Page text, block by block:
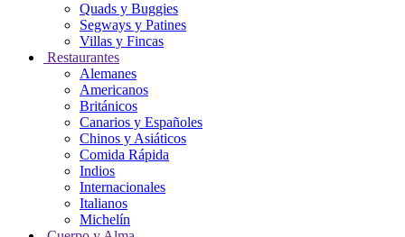
Quads y Buggies
Segways y Patines
Villas y Fincas
Restaurantes
Alemanes
Americanos
Británicos
Canarios y Españoles
Chinos y Asiáticos
Comida Rápida
Indios
Internacionales
Italianos
Michelín